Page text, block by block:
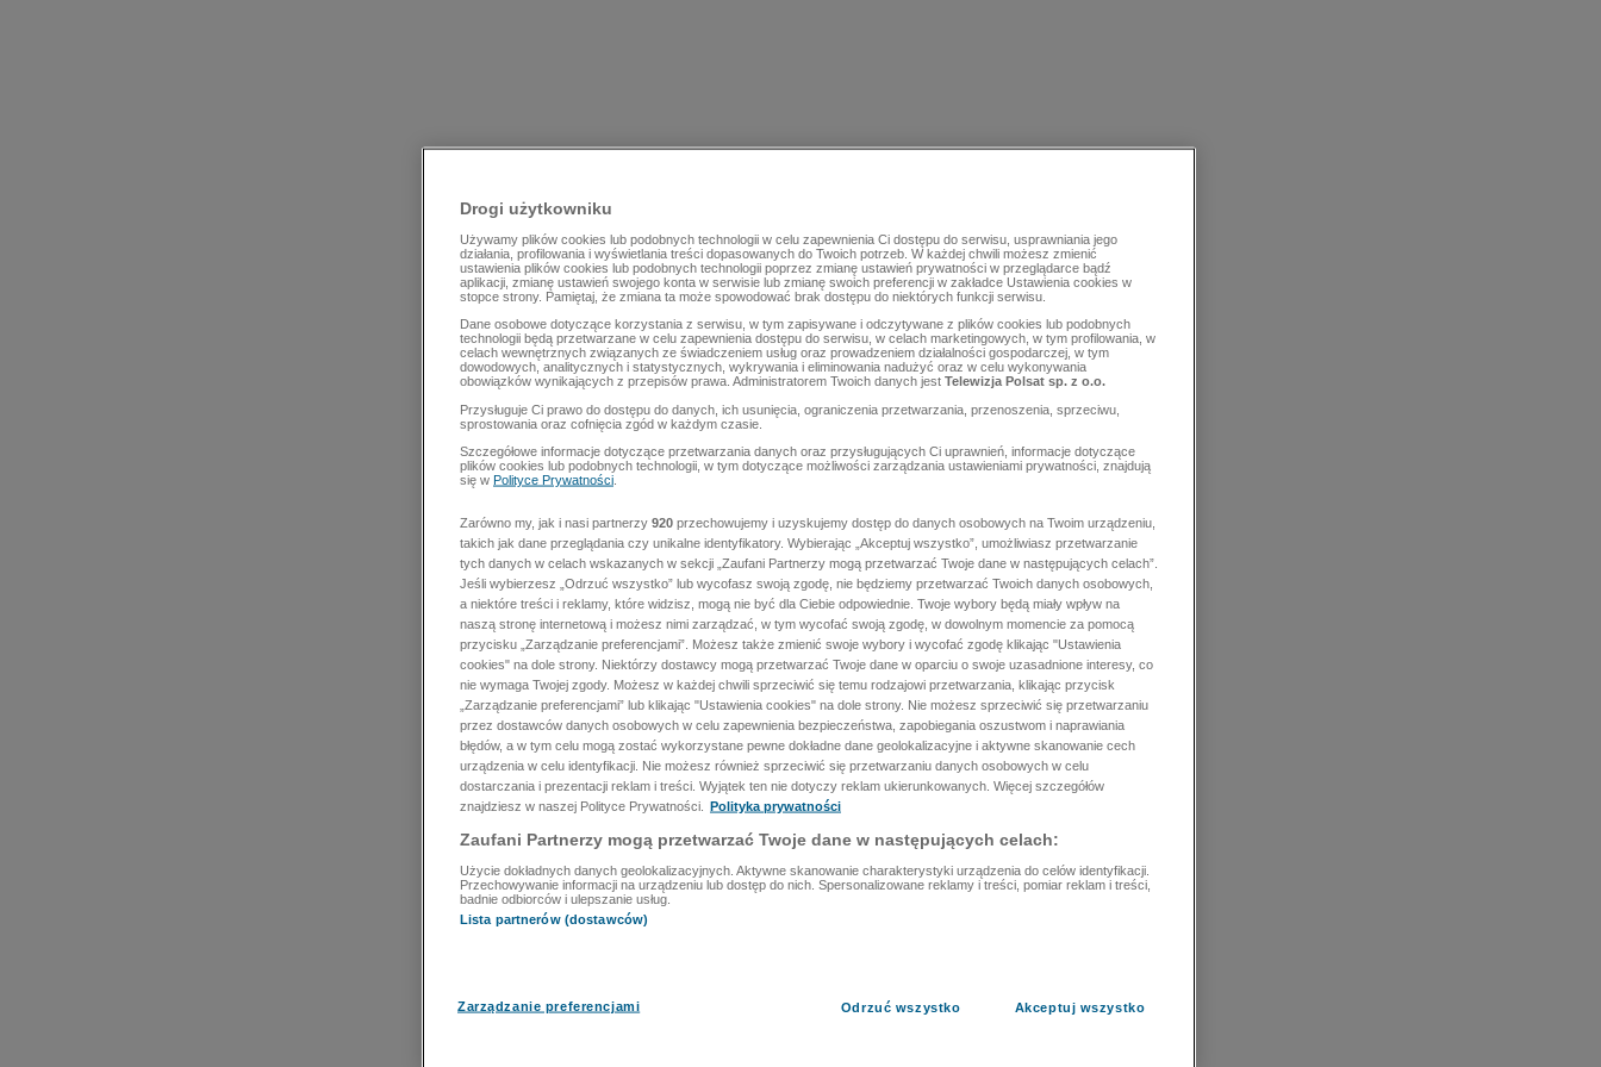
Drogi użytkowniku
Używamy plików cookies lub podobnych technologii w celu zapewnienia Ci dostępu do serwisu, usprawniania jego
działania, profilowania i wyświetlania treści dopasowanych do Twoich potrzeb. W każdej chwili możesz zmienić
ustawienia plików cookies lub podobnych technologii poprzez zmianę ustawień prywatności w przeglądarce bądź
aplikacji, zmianę ustawień swojego konta w serwisie lub zmianę swoich preferencji w zakładce Ustawienia cookies w
stopce strony. Pamiętaj, że zmiana ta może spowodować brak dostępu do niektórych funkcji serwisu.
Dane osobowe dotyczące korzystania z serwisu, w tym zapisywane i odczytywane z plików cookies lub podobnych
technologii będą przetwarzane w celu zapewnienia dostępu do serwisu, w celach marketingowych, w tym profilowania, w
celach wewnętrznych związanych ze świadczeniem usług oraz prowadzeniem działalności gospodarczej, w tym
dowodowych, analitycznych i statystycznych, wykrywania i eliminowania nadużyć oraz w celu wykonywania
obowiązków wynikających z przepisów prawa. Administratorem Twoich danych jest Telewizja Polsat sp. z o.o.
Przysługuje Ci prawo do dostępu do danych, ich usunięcia, ograniczenia przetwarzania, przenoszenia, sprzeciwu,
sprostowania oraz cofnięcia zgód w każdym czasie.
Szczegółowe informacje dotyczące przetwarzania danych oraz przysługujących Ci uprawnień, informacje dotyczące
plików cookies lub podobnych technologii, w tym dotyczące możliwości zarządzania ustawieniami prywatności, znajdują
się w Polityce Prywatności
Zarówno my, jak i nasi partnerzy 920 przechowujemy i uzyskujemy dostęp do danych osobowych na Twoim urządzeniu,
takich jak dane przeglądania czy unikalne identyfikatory. Wybierając „Akceptuj wszystko”, umożliwiasz przetwarzanie
tych danych w celach wskazanych w sekcji „Zaufani Partnerzy mogą przetwarzać Twoje dane w następujących celach”.
Jeśli wybierzesz „Odrzuć wszystko” lub wycofasz swoją zgodę, nie będziemy przetwarzać Twoich danych osobowych,
a niektóre treści i reklamy, które widzisz, mogą nie być dla Ciebie odpowiednie. Twoje wybory będą miały wpływ na
naszą stronę internetową i możesz nimi zarządzać, w tym wycofać swoją zgodę, w dowolnym momencie za pomocą
przycisku „Zarządzanie preferencjami”. Możesz także zmienić swoje wybory i wycofać zgodę klikając "Ustawienia
cookies" na dole strony. Niektórzy dostawcy mogą przetwarzać Twoje dane w oparciu o swoje uzasadnione interesy, co
nie wymaga Twojej zgody. Możesz w każdej chwili sprzeciwić się temu rodzajowi przetwarzania, klikając przycisk
„Zarządzanie preferencjami” lub klikając "Ustawienia cookies" na dole strony. Nie możesz sprzeciwić się przetwarzaniu
przez dostawców danych osobowych w celu zapewnienia bezpieczeństwa, zapobiegania oszustwom i naprawiania
błędów, a w tym celu mogą zostać wykorzystane pewne dokładne dane geolokalizacyjne i aktywne skanowanie cech
urządzenia w celu identyfikacji. Nie możesz również sprzeciwić się przetwarzaniu danych osobowych w celu
dostarczania i prezentacji reklam i treści. Wyjątek ten nie dotyczy reklam ukierunkowanych. Więcej szczegółów
znajdziesz w naszej Polityce Prywatności.
Polityka prywatności
Zaufani Partnerzy mogą przetwarzać Twoje dane w następujących celach:
Użycie dokładnych danych geolokalizacyjnych. Aktywne skanowanie charakterystyki urządzenia do celów identyfikacji.
Przechowywanie informacji na urządzeniu lub dostęp do nich. Spersonalizowane reklamy i treści, pomiar reklam i treści,
badnie odbiorców i ulepszanie usług.
Lista partnerów (dostawców)
Zarządzanie preferencjami Odrzuć wszystko Akceptuj wszystko